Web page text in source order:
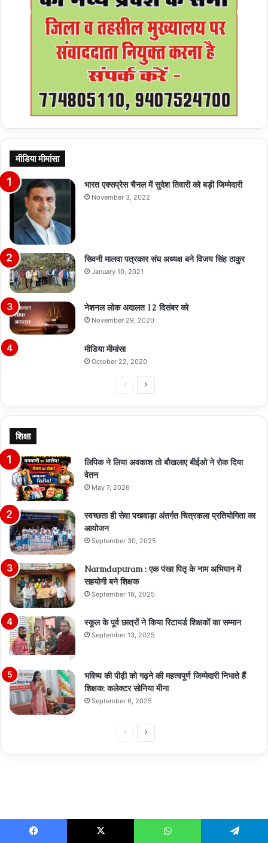
मीडिया मीमांसा
भारत एक्सप्रेस चैनल में सुदेश तिवारी को बड़ी जिम्मेदारी
November 3, 2022
सिवनी मालवा पत्रकार संघ अध्यक्ष बने विजय सिंह ठाकुर
January 10, 2021
नेशनल लोक अदालत 12 दिसंबर को
November 29, 2020
मीडिया मीमांसा
October 22, 2020
PreviousNext
शिक्षा
लिपिक ने लिया अवकाश तो बौखलाए बीईओ ने रोक दिया
वेतन
May 7, 2026
स्वच्छता ही सेवा पखवाड़ा अंतर्गत चित्रकला प्रतियोगिता का
आयोजन
September 30, 2025
Narmdapuram : एक पंखा पितृ के नाम अभियान में
सहयोगी बने शिक्षक
September 18, 2025
स्कूल के पूर्व छात्रों ने किया रिटायर्ड शिक्षकों का सम्मान
September 13, 2025
भविष्य की पीढ़ी को गढ़ने की महत्वपूर्ण जिम्मेदारी निभाते हैं
शिक्षक: कलेक्टर सोनिया मीना
September 6, 2025
PreviousNext